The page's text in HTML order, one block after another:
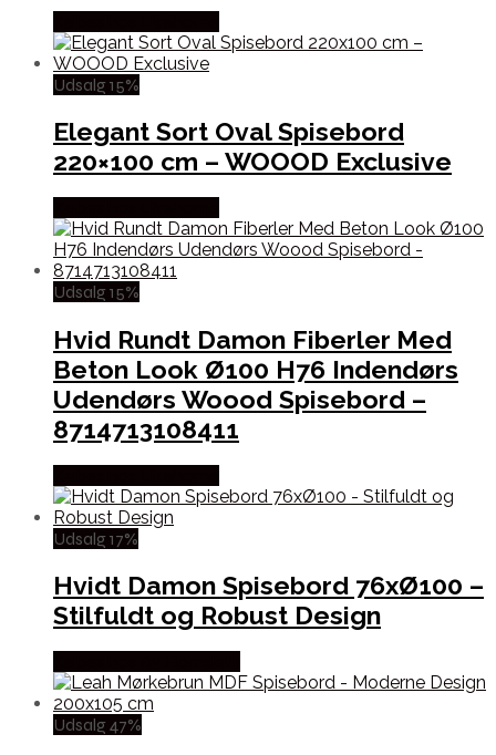
Udsalg 15%
Elegant Sort Oval Spisebord
220×100 cm – WOOOD Exclusive
Udsalg 15%
Hvid Rundt Damon Fiberler Med
Beton Look Ø100 H76 Indendørs
Udendørs Woood Spisebord –
8714713108411
Udsalg 17%
Hvidt Damon Spisebord 76xØ100 –
Stilfuldt og Robust Design
Udsalg 47%